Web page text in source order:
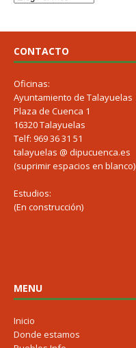
CONTACTO
Oficinas:
Ayuntamiento de Talayuelas
Plaza de Cuenca 1
16320 Talayuelas
Telf: 969 36 31 51
talayuelas @ dipucuenca.es
(suprimir espacios en blanco)
Estudios:
(En construcción)
MENU
Inicio
Donde estamos